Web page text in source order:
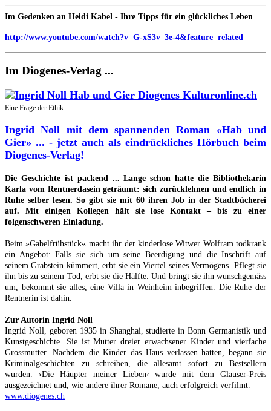
Im Gedenken an Heidi Kabel - Ihre Tipps für ein glückliches Leben
http://www.youtube.com/watch?v=G-xS3v_3e-4&feature=related
Im Diogenes-Verlag ...
Eine Frage der Ethik ...
Ingrid Noll mit dem spannenden Roman «Hab und
Gier» ... - jetzt auch als eindrückliches Hörbuch beim
Diogenes-Verlag!
Die Geschichte ist packend ... Lange schon hatte die Bibliothekarin
Karla vom Rentnerdasein geträumt: sich zurücklehnen und endlich in
Ruhe selber lesen. So gibt sie mit 60 ihren Job in der Stadtbücherei
auf. Mit einigen Kollegen hält sie lose Kontakt – bis zu einer
folgenschweren Einladung.
Beim »Gabelfrühstück« macht ihr der kinderlose Witwer Wolfram todkrank
ein Angebot: Falls sie sich um seine Beerdigung und die Inschrift auf
seinem Grabstein kümmert, erbt sie ein Viertel seines Vermögens. Pflegt sie
ihn bis zu seinem Tod, erbt sie die Hälfte. Und bringt sie ihn wunschgemäss
um, bekommt sie alles, eine Villa in Weinheim inbegriffen. Die Ruhe der
Rentnerin ist dahin.
Zur Autorin Ingrid Noll
Ingrid Noll, geboren 1935 in Shanghai, studierte in Bonn Germanistik und
Kunstgeschichte. Sie ist Mutter dreier erwachsener Kinder und vierfache
Grossmutter. Nachdem die Kinder das Haus verlassen hatten, begann sie
Kriminalgeschichten zu schreiben, die allesamt sofort zu Bestsellern
wurden. ›Die Häupter meiner Lieben‹ wurde mit dem Glauser-Preis
ausgezeichnet und, wie andere ihrer Romane, auch erfolgreich verfilmt.
www.diogenes.ch